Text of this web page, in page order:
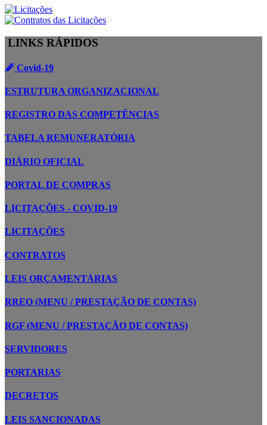
LINKS RÁPIDOS
Covid-19
ESTRUTURA ORGANIZACIONAL
REGISTRO DAS COMPETÊNCIAS
TABELA REMUNERATÓRIA
DIÁRIO OFICIAL
PORTAL DE COMPRAS
LICITAÇÕES - COVID-19
LICITAÇÕES
CONTRATOS
LEIS ORÇAMENTÁRIAS
RREO (MENU / PRESTAÇÃO DE CONTAS)
RGF (MENU / PRESTAÇÃO DE CONTAS)
SERVIDORES
PORTARIAS
DECRETOS
LEIS SANCIONADAS